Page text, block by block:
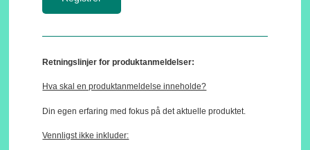
Retningslinjer for produktanmeldelser:
Hva skal en produktanmeldelse inneholde?
Din egen erfaring med fokus på det aktuelle produktet.
Vennligst ikke inkluder: